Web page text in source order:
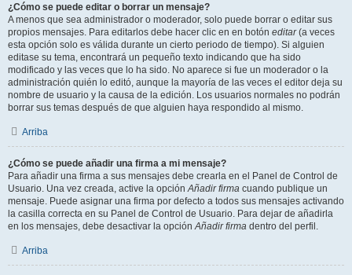
¿Cómo se puede editar o borrar un mensaje?
A menos que sea administrador o moderador, solo puede borrar o editar sus
propios mensajes. Para editarlos debe hacer clic en en botón editar(a veces
esta opción solo es válida durante un cierto periodo de tiempo). Si alguien
editase su tema, encontrará un pequeño texto indicando que ha sido
modificado y las veces que lo ha sido. No aparece si fue un moderador o la
administración quién lo editó, aunque la mayoría de las veces el editor deja su
nombre de usuario y la causa de la edición. Los usuarios normales no podrán
borrar sus temas después de que alguien haya respondido al mismo.
Arriba
¿Cómo se puede añadir una firma a mi mensaje?
Para añadir una firma a sus mensajes debe crearla en el Panel de Control de
Usuario. Una vez creada, active la opciónAñadir firma cuando publique un
mensaje. Puede asignar una firma por defecto a todos sus mensajes activando
la casilla correcta en su Panel de Control de Usuario. Para dejar de añadirla
en los mensajes, debe desactivar la opciónAñadir firma dentro del perfil.
Arriba